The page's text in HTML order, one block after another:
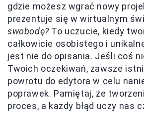
gdzie możesz wgrać nowy
prezentuje się w wirtualnym
swobodę?To uczucie, kiedy
całkowicie osobistego i
jest nie do opisania. Jeśli coś
Twoich oczekiwań, zawsze
powrotu do edytora w celu
poprawek. Pamiętaj, że
proces, a każdy błąd uczy nas